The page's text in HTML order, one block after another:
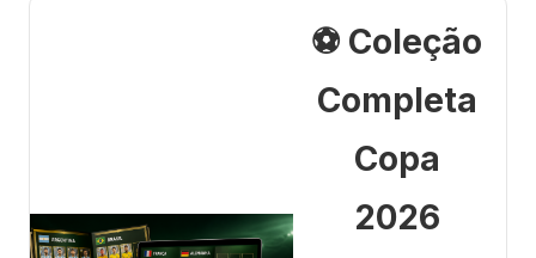
⚽ Coleção
Completa
Copa
2026